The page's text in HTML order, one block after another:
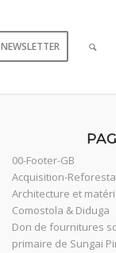
NEWSLETTER
00-Footer-GB
Acquisition-
Architecture et
Comostola & Diduga
Don de fournitures
primaire de Sungai